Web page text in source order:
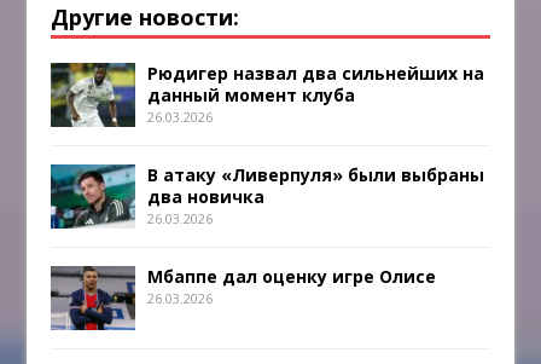
Другие новости:
Рюдигер назвал два сильнейших на
данный момент клуба
26.03.2026
В атаку «Ливерпуля» были выбраны
два новичка
26.03.2026
Мбаппе дал оценку игре Олисе
26.03.2026